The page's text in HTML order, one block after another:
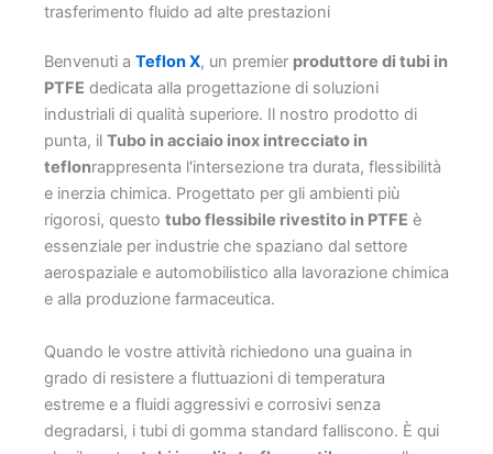
trasferimento fluido ad alte prestazioni
Benvenuti a Teflon X, un premier produttore di tubi in
PTFE dedicata alla progettazione di soluzioni
industriali di qualità superiore. Il nostro prodotto di
punta, il Tubo in acciaio inox intrecciato in
teflonrappresenta l'intersezione tra durata, flessibilità
e inerzia chimica. Progettato per gli ambienti più
rigorosi, questo tubo flessibile rivestito in PTFE è
essenziale per industrie che spaziano dal settore
aerospaziale e automobilistico alla lavorazione chimica
e alla produzione farmaceutica.
Quando le vostre attività richiedono una guaina in
grado di resistere a fluttuazioni di temperatura
estreme e a fluidi aggressivi e corrosivi senza
degradarsi, i tubi di gomma standard falliscono. È qui